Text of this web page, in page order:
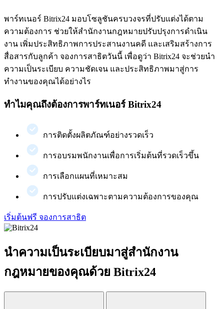
พาร์ทเนอร์ Bitrix24 มอบโซลูชันครบวงจรที่ปรับแต่งได้ตาม
ความต้องการ ช่วยให้สำนักงานกฎหมายปรับปรุงการดำเนิน
งาน เพิ่มประสิทธิภาพการประสานงานคดี และเสริมสร้างการ
สื่อสารกับลูกค้า จองการสาธิตวันนี้ เพื่อดูว่า Bitrix24 จะช่วยนำ
ความเป็นระเบียบ ความชัดเจน และประสิทธิภาพมาสู่การ
ทำงานของคุณได้อย่างไร
ทำไมคุณถึงต้องการพาร์ทเนอร์ Bitrix24
การติดตั้งผลิตภัณฑ์อย่างรวดเร็ว
การอบรมพนักงานเพื่อการเริ่มต้นที่รวดเร็วขึ้น
การเลือกแผนที่เหมาะสม
การปรับแต่งเฉพาะตามความต้องการของคุณ
เริ่มต้นฟรี จองการสาธิต
นำความเป็นระเบียบมาสู่สำนักงาน
กฎหมายของคุณด้วย Bitrix24